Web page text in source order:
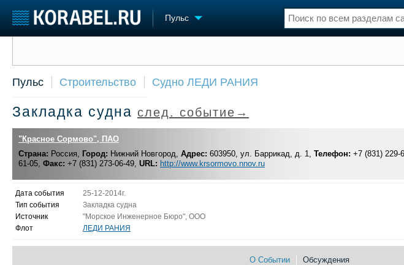
Пульс
Судостроение
Пульс
Компании
Репутация
Работа
Крюинг
Журнал
Торговая площадка
Доска объявлений
Оборудование
Изделия
Материалы
Услуги
Конференции
Выставки и семинары
Словарь
Флот
Пульс Строительство Судно ЛЕДИ РАНИЯ
Закладка судна след. событие→
"Красное Сормово", ПАО
Страна: Россия, Город: Нижний Новгород, Адрес: 603950, ул. Баррикад, д. 1, Телефон: +7 (831) 229-
61-05, Факс: +7 (831) 273-06-49, URL: http://www.krsormovo.nnov.ru
Дата события
25-12-2014г.
Тип события
Закладка судна
Источник
"Морское Инженерное Бюро", ООО
Флот
ЛЕДИ РАНИЯ
О Событии Обсуждения